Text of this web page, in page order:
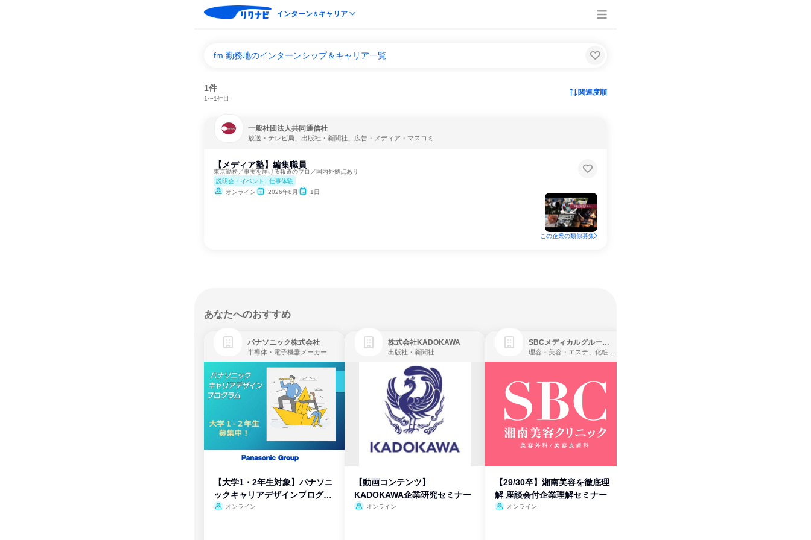
インターン＆キャリア
fm 勤務地のインターンシップ＆キャリア一覧
1件
1〜1件目
関連度順
一般社団法人共同通信社
放送・テレビ局、出版社・新聞社、広告・メディア・マスコミ
【メディア塾】編集職員
東京勤務／事実を届ける報道のプロ／国内外拠点あり
説明会・イベント
仕事体験
オンライン
2026年8月 1日
この企業の類似募集
あなたへのおすすめ
パナソニック株式会社
半導体・電子機器メーカー
【大学1・2年生対象】パナソニ
ックキャリアデザインプログラ
ム
オンライン
株式会社KADOKAWA
出版社・新聞社
【動画コンテンツ】
KADOKAWA企業研究セミナー
オンライン
SBCメディカルグループ株式会社
【29/30卒】湘南美容を徹底理
解 座談会付企業理解セミナー
オンライン